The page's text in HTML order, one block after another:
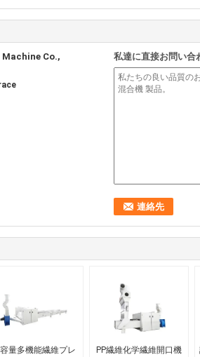
Co.,
私達に直接お問い合
量多機能繊維プレ
PP繊維化学繊維開口機